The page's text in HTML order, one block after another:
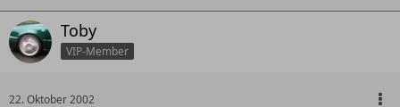
Toby
VIP-Member
22. Oktober 2002